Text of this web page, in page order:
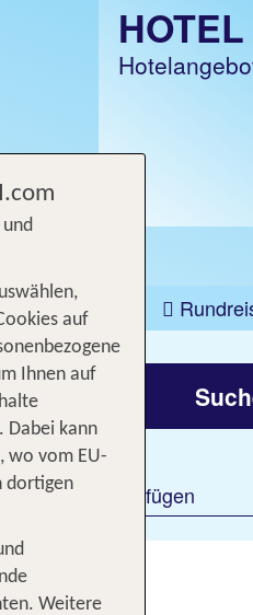
Kreuzfahrten
Filter hinzufügen
auf
Ihnen auf
Dabei kann
wo vom EU-
dortigen
Weitere